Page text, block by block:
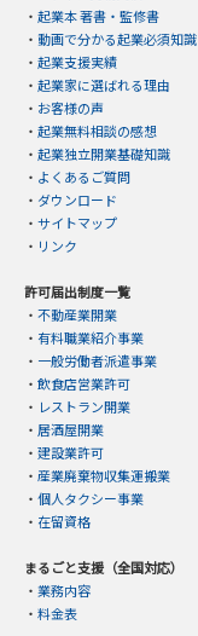
・ 起業本 著書・監修書
・ 動画で分かる起業必須知識
・ 起業支援実績
・ 起業家に選ばれる理由
・ お客様の声
・ 起業無料相談の感想
・ 起業独立開業基礎知識
・ よくあるご質問
・ ダウンロード
・ サイトマップ
・ リンク
許可届出制度一覧
・ 不動産業開業
・ 有料職業紹介事業
・ 一般労働者派遣事業
・ 飲食店営業許可
・ レストラン開業
・ 居酒屋開業
・ 建設業許可
・ 産業廃棄物収集運搬業
・ 個人タクシー事業
・ 在留資格
まるごと支援（全国対応）
・ 業務内容
・ 料金表